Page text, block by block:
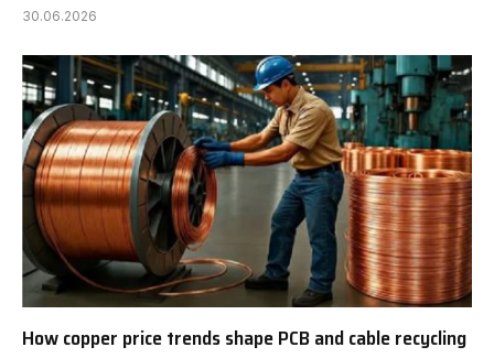
30.06.2026
How copper price trends shape PCB and cable recycling